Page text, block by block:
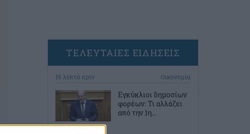
ΤΕΛΕΥΤΑΙΕΣ ΕΙΔΗΣΕΙΣ
16 λεπτά πριν Οικονομία
Εγκύκλιοι δημοσίων
φορέων: Τι αλλάζει
από την 1η...